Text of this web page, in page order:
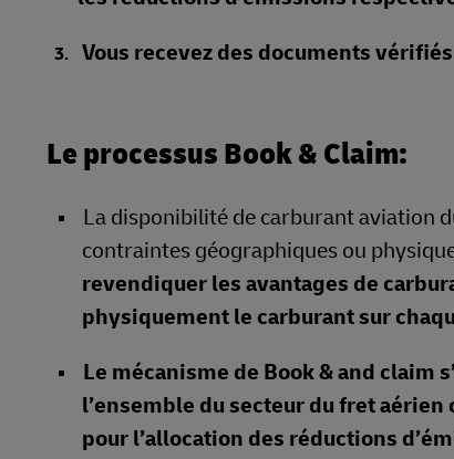
Vous recevez des documents
Le processus Book & Claim:
La disponibilité de carburant aviation
contraintes géographiques ou
revendiquer les avantages de
physiquement le carburant sur
Le mécanisme de Book & and claim
l’ensemble du secteur du fret
pour l’allocation des réductions